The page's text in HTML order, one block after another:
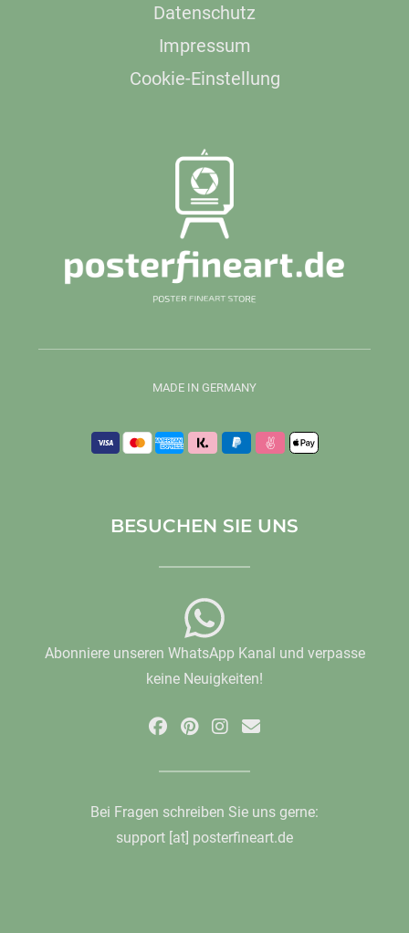
Datenschutz
Impressum
Cookie-Einstellung
MADE IN GERMANY
BESUCHEN SIE UNS
Abonniere unseren WhatsApp Kanal und verpasse
keine Neuigkeiten!
Bei Fragen schreiben Sie uns gerne:
support [at] posterfineart.de